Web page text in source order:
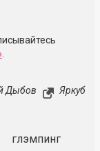
.
Дыбов Яркуб
глэмпинг